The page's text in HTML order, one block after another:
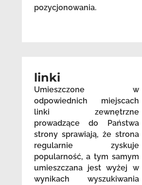
pozycjonowania.
linki
Umieszczone w
odpowiednich miejscach
linki zewnętrzne
prowadzące do Państwa
strony sprawiają, że strona
regularnie zyskuje
popularność, a tym samym
umieszczana jest wyżej w
wynikach wyszukiwania